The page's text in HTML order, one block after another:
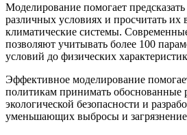
Моделирование помогает
различных условиях и просчитать их
климатические системы.
позволяют учитывать более 100
условий до физических
Эффективное моделирование
политикам принимать обоснованные
экологической безопасности и
уменьшающих выбросы и